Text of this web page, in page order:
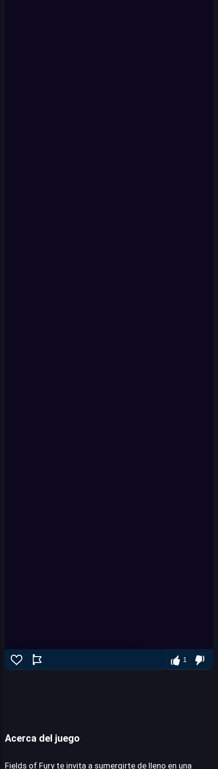
1
Acerca del juego
Fields of Fury te invita a sumergirte de lleno en una